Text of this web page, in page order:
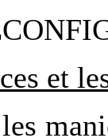
et